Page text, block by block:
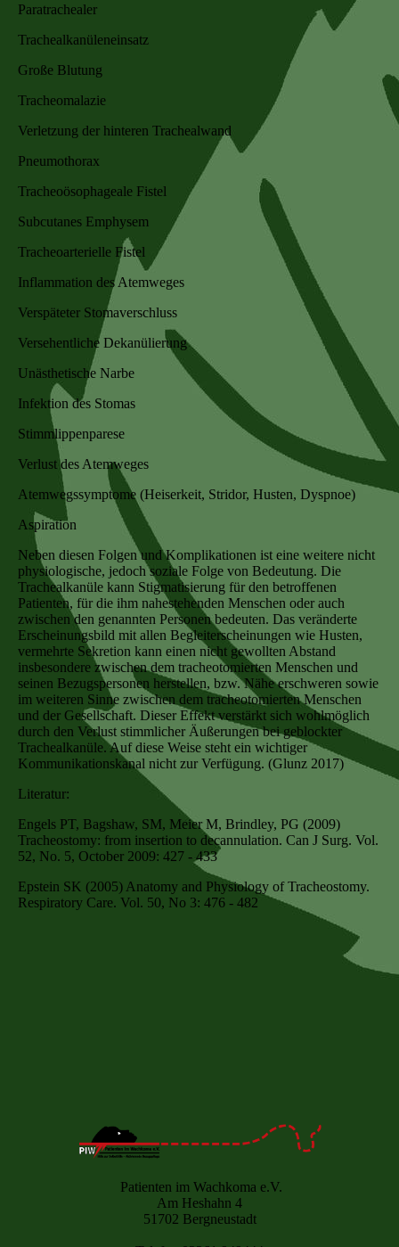
Paratrachealer
Trachealkanüleneinsatz
Große Blutung
Tracheomalazie
Verletzung der hinteren Trachealwand
Pneumothorax
Tracheoösophageale Fistel
Subcutanes Emphysem
Tracheoarterielle Fistel
Inflammation des Atemweges
Verspäteter Stomaverschluss
Versehentliche Dekanülierung
Unästhetische Narbe
Infektion des Stomas
Stimmlippenparese
Verlust des Atemweges
Atemwegssymptome (Heiserkeit, Stridor, Husten, Dyspnoe)
Aspiration
Neben diesen Folgen und Komplikationen ist eine weitere nicht
physiologische, jedoch soziale Folge von Bedeutung. Die
Trachealkanüle kann Stigmatisierung für den betroffenen
Patienten, für die ihm nahestehenden Menschen oder auch
zwischen den genannten Personen bedeuten. Das veränderte
Erscheinungsbild mit allen Begleiterscheinungen wie Husten,
vermehrte Sekretion kann einen nicht gewollten Abstand
insbesondere zwischen dem tracheotomierten Menschen und
seinen Bezugspersonen herstellen, bzw. Nähe erschweren sowie
im weiteren Sinne zwischen dem tracheotomierten Menschen
und der Gesellschaft. Dieser Effekt verstärkt sich wohlmöglich
durch den Verlust stimmlicher Äußerungen bei geblockter
Trachealkanüle. Auf diese Weise steht ein wichtiger
Kommunikationskanal nicht zur Verfügung. (Glunz 2017)
Literatur:
Engels PT, Bagshaw, SM, Meier M, Brindley, PG (2009)
Tracheostomy: from insertion to decannulation. Can J Surg. Vol.
52, No. 5, October 2009: 427 - 433
Epstein SK (2005) Anatomy and Physiology of Tracheostomy.
Respiratory Care. Vol. 50, No 3: 476 - 482
Patienten im Wachkoma e.V.
Am Heshahn 4
51702 Bergneustadt